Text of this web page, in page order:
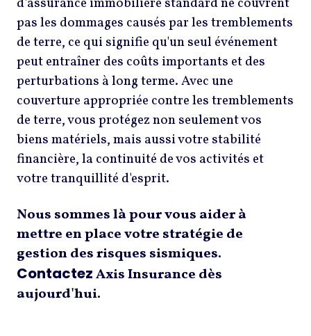
d'assurance immobilière standard ne couvrent
pas les dommages causés par les tremblements
de terre, ce qui signifie qu'un seul événement
peut entraîner des coûts importants et des
perturbations à long terme. Avec une
couverture appropriée contre les tremblements
de terre, vous protégez non seulement vos
biens matériels, mais aussi votre stabilité
financière, la continuité de vos activités et
votre tranquillité d'esprit.
Nous sommes là pour vous aider à
mettre en place votre stratégie de
gestion des risques sismiques.
ContactezAxis Insurance dès
aujourd'hui.